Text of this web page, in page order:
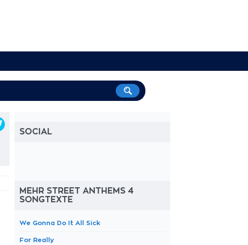
SOCIAL
MEHR STREET ANTHEMS 4
SONGTEXTE
We Gonna Do It All Sick
For Really